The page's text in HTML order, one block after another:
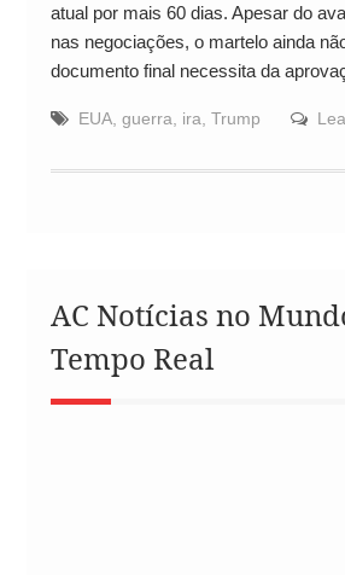
atual por mais 60 dias. Apesar do
nas negociações, o martelo ainda
documento final necessita da
EUA, guerra ira Trump
AC Notícias no
Tempo Real